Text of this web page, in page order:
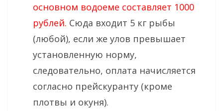
основном водоеме составляет 1000
рублей. Сюда входит 5 кг рыбы
(любой), если же улов превышает
установленную норму,
следовательно, оплата начисляется
согласно прейскуранту (кроме
плотвы и окуня).